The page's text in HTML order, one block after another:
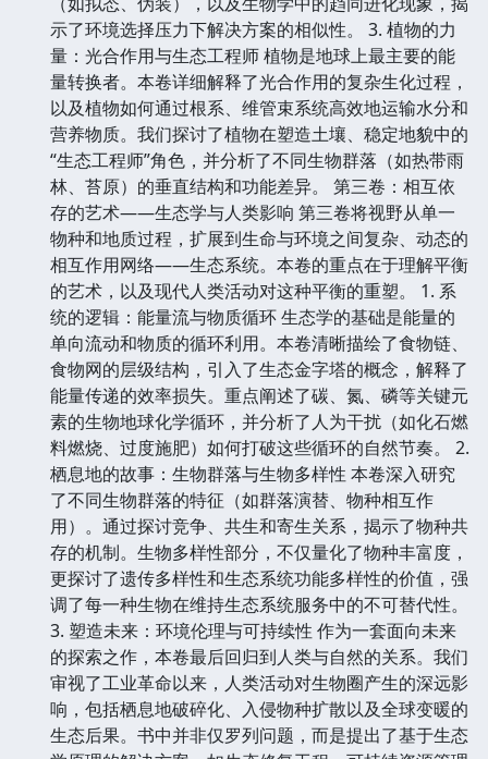
示了环境选择压力下解决方案的相似性。 3. 植物的力
量：光合作用与生态工程师 植物是地球上最主要的能
量转换者。本卷详细解释了光合作用的复杂生化过程，
以及植物如何通过根系、维管束系统高效地运输水分和
营养物质。我们探讨了植物在塑造土壤、稳定地貌中的
“生态工程师”角色，并分析了不同生物群落（如热带雨
林、苔原）的垂直结构和功能差异。 第三卷：相互依
存的艺术——生态学与人类影响 第三卷将视野从单一
物种和地质过程，扩展到生命与环境之间复杂、动态的
相互作用网络——生态系统。本卷的重点在于理解平衡
的艺术，以及现代人类活动对这种平衡的重塑。 1. 系
统的逻辑：能量流与物质循环 生态学的基础是能量的
单向流动和物质的循环利用。本卷清晰描绘了食物链、
食物网的层级结构，引入了生态金字塔的概念，解释了
能量传递的效率损失。重点阐述了碳、氮、磷等关键元
素的生物地球化学循环，并分析了人为干扰（如化石燃
料燃烧、过度施肥）如何打破这些循环的自然节奏。 2.
栖息地的故事：生物群落与生物多样性 本卷深入研究
了不同生物群落的特征（如群落演替、物种相互作
用）。通过探讨竞争、共生和寄生关系，揭示了物种共
存的机制。生物多样性部分，不仅量化了物种丰富度，
更探讨了遗传多样性和生态系统功能多样性的价值，强
调了每一种生物在维持生态系统服务中的不可替代性。
3. 塑造未来：环境伦理与可持续性 作为一套面向未来
的探索之作，本卷最后回归到人类与自然的关系。我们
审视了工业革命以来，人类活动对生物圈产生的深远影
响，包括栖息地破碎化、入侵物种扩散以及全球变暖的
生态后果。书中并非仅罗列问题，而是提出了基于生态